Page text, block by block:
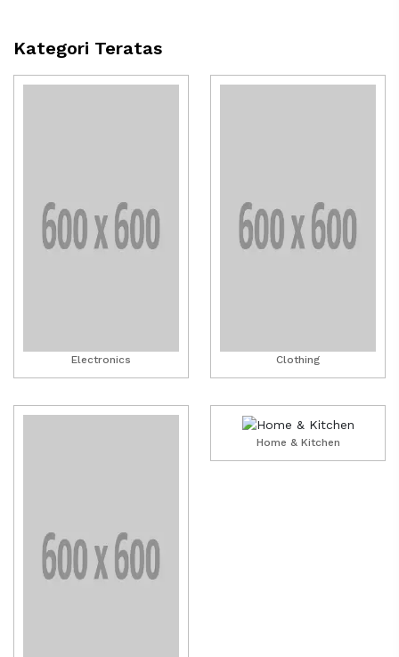
Kategori Teratas
Electronics Clothing
Home & Kitchen